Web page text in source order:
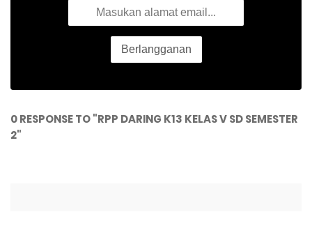
0 RESPONSE TO "RPP DARING K13 KELAS V SD SEMESTER
2"